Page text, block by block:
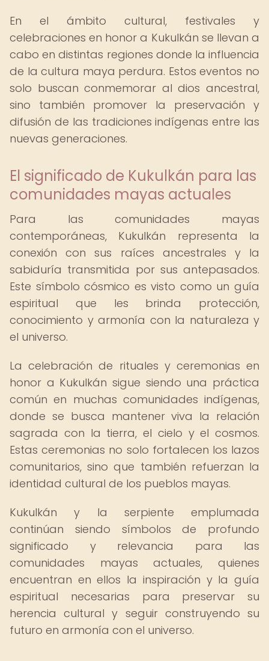
En el ámbito cultural, festivales y
celebraciones en honor a Kukulkán se llevan a
cabo en distintas regiones donde la influencia
de la cultura maya perdura. Estos eventos no
solo buscan conmemorar al dios ancestral,
sino también promover la preservación y
difusión de las tradiciones indígenas entre las
nuevas generaciones.
El significado de Kukulkán para las
comunidades mayas actuales
Para las comunidades mayas
contemporáneas, Kukulkán representa la
conexión con sus raíces ancestrales y la
sabiduría transmitida por sus antepasados.
Este símbolo cósmico es visto como un guía
espiritual que les brinda protección,
conocimiento y armonía con la naturaleza y
el universo.
La celebración de rituales y ceremonias en
honor a Kukulkán sigue siendo una práctica
común en muchas comunidades indígenas,
donde se busca mantener viva la relación
sagrada con la tierra, el cielo y el cosmos.
Estas ceremonias no solo fortalecen los lazos
comunitarios, sino que también refuerzan la
identidad cultural de los pueblos mayas.
Kukulkán y la serpiente emplumada
continúan siendo símbolos de profundo
significado y relevancia para las
comunidades mayas actuales, quienes
encuentran en ellos la inspiración y la guía
espiritual necesarias para preservar su
herencia cultural y seguir construyendo su
futuro en armonía con el universo.